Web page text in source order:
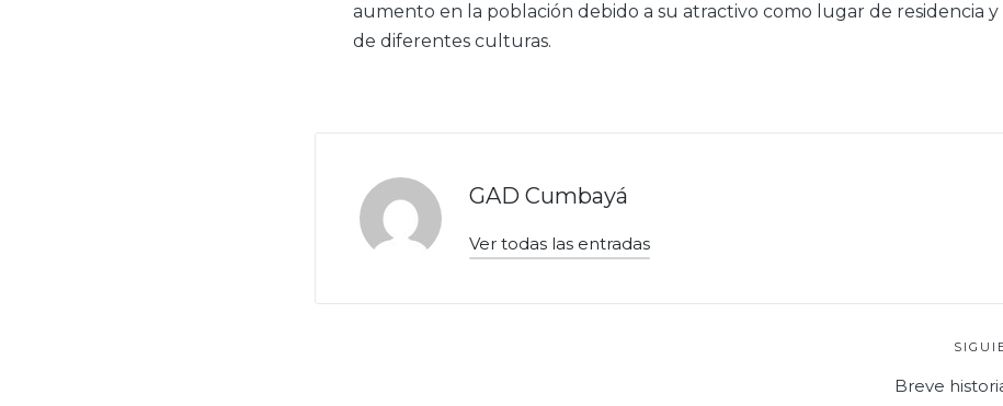
aumento en la población debido a su atractivo como lugar de residencia y
de diferentes culturas.
GAD Cumbayá
Ver todas las entradas
Breve